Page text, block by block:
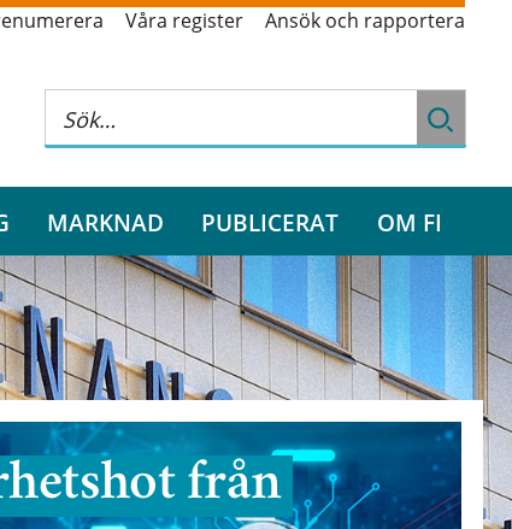
Våra register Ansök och rapportera
MARKNAD PUBLICERAT OM FI
från